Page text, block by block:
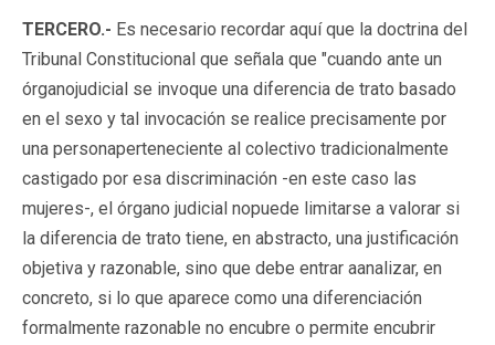
TERCERO.- Es necesario recordar aquí que la doctrina del
Tribunal Constitucional que señala que "cuando ante un
órganojudicial se invoque una diferencia de trato basado
en el sexo y tal invocación se realice precisamente por
una personaperteneciente al colectivo tradicionalmente
castigado por esa discriminación -en este caso las
mujeres-, el órgano judicial nopuede limitarse a valorar si
la diferencia de trato tiene, en abstracto, una justificación
objetiva y razonable, sino que debe entrar aanalizar, en
concreto, si lo que aparece como una diferenciación
formalmente razonable no encubre o permite encubrir